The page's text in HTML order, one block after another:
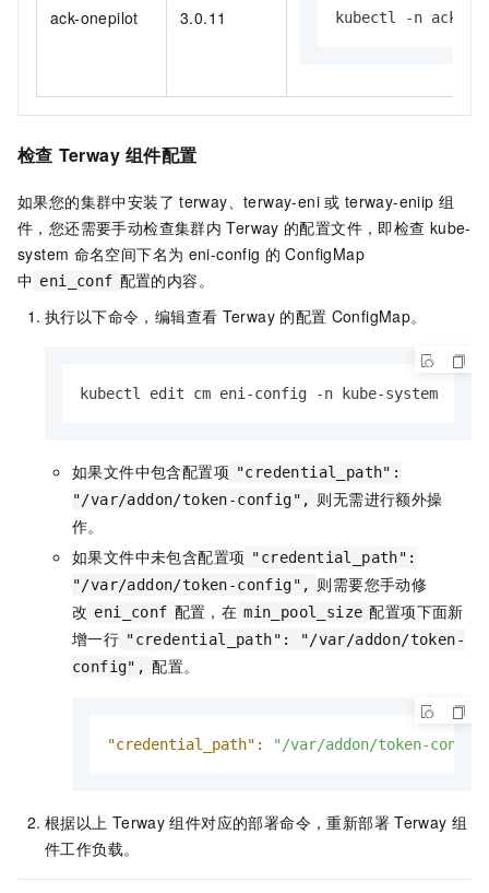
ack-onepilot 3.0.11 kubectl -n ack-
检查 Terway 组件配置
如果您的集群中安装了 terway、terway-eni 或 terway-eniip 组
件，您还需要手动检查集群内 Terway 的配置文件，即检查 kube-
system 命名空间下名为 eni-config 的 ConfigMap
中 eni_conf 配置的内容。
执行以下命令，编辑查看 Terway 的配置 ConfigMap。
kubectl edit cm eni-config -n kube-system
如果文件中包含配置项 "credential_path":
"/var/addon/token-config", 则无需进行额外操
作。
如果文件中未包含配置项 "credential_path":
"/var/addon/token-config", 则需要您手动修
改 eni_conf 配置，在 min_pool_size 配置项下面新
增一行 "credential_path": "/var/addon/token-
config", 配置。
"credential_path": "/var/addon/token-
根据以上 Terway 组件对应的部署命令，重新部署 Terway 组
件工作负载。